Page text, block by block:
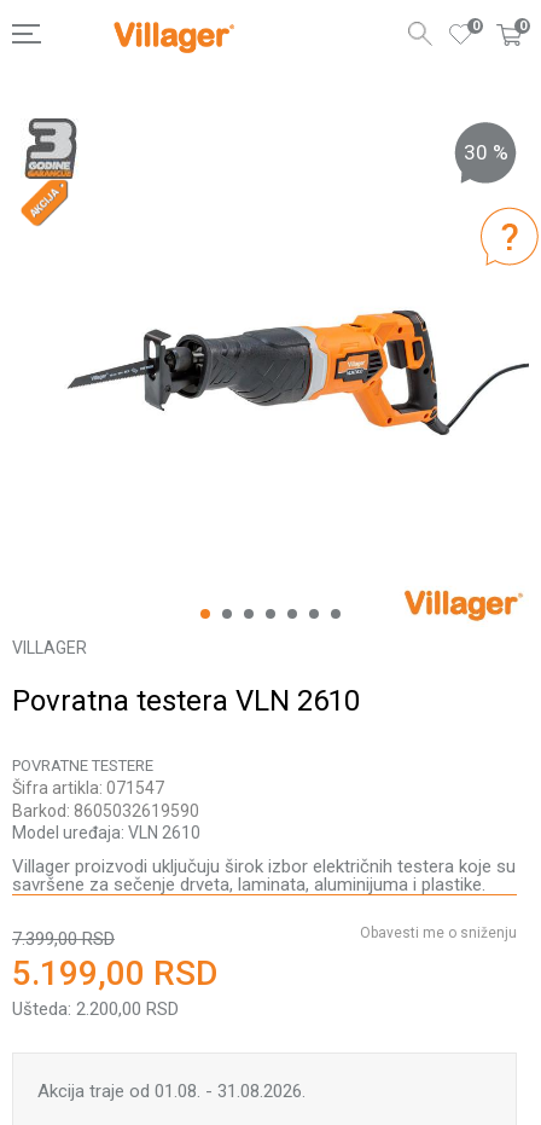
0
0
1 2 3 4 5 6 7
30 %
VILLAGER
Povratna testera VLN 2610
POVRATNE TESTERE
Šifra artikla: 071547
Barkod: 8605032619590
Model uređaja: VLN 2610
Villager proizvodi uključuju širok izbor električnih testera koje su
savršene za sečenje drveta, laminata, aluminijuma i plastike.
7.399,00 RSD
5.199,00 RSD
Ušteda: 2.200,00 RSD
Obavesti me o sniženju
Akcija traje od 01.08. - 31.08.2026.